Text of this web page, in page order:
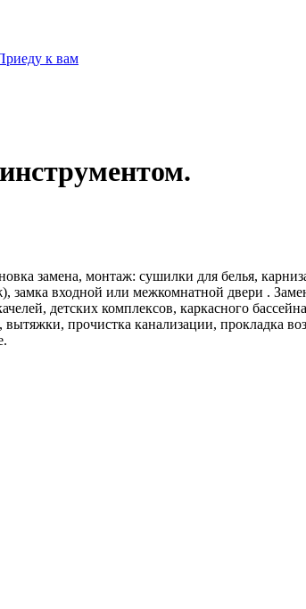
к вам
замена, монтаж: сушилки для белья,
замка входной или межкомнатной двери .
детских комплексов, каркасного
прочистка канализации, прокладка